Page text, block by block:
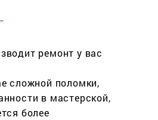
ремонт у вас
сложной поломки,
в мастерской,
более